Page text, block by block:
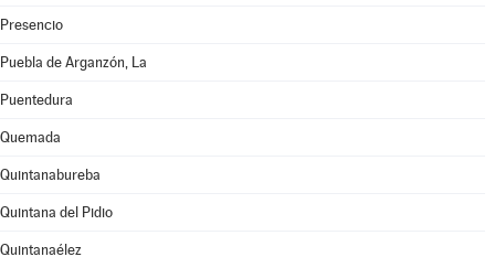
Presencio
Puebla de Arganzón, La
Puentedura
Quemada
Quintanabureba
Quintana del Pidio
Quintanaélez